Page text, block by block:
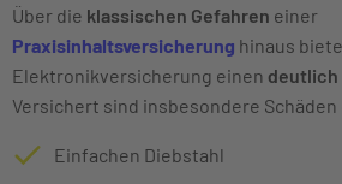
Über die klassischen Gefahren einer
Praxisinhaltsversicherung hinaus
Elektronikversicherung einen deutlich
Versichert sind insbesondere Schäden
Einfachen Diebstahl